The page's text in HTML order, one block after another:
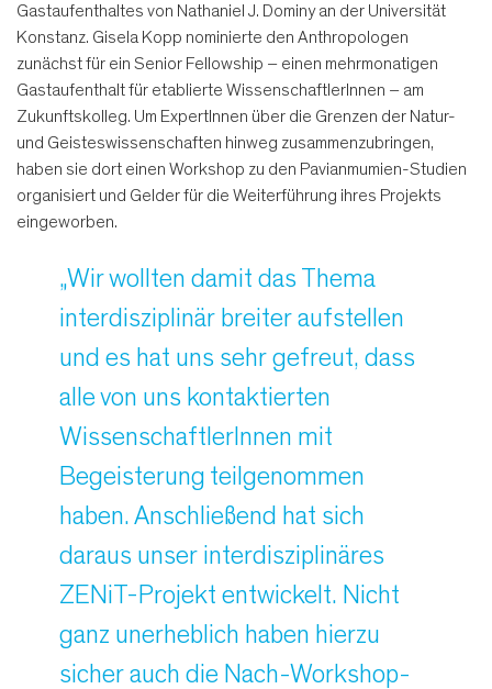
Gastaufenthaltes von Nathaniel J. Dominy an der Universität
Konstanz. Gisela Kopp nominierte den Anthropologen
zunächst für ein Senior Fellowship – einen mehrmonatigen
Gastaufenthalt für etablierte WissenschaftlerInnen – am
Zukunftskolleg. Um ExpertInnen über die Grenzen der Natur-
und Geisteswissenschaften hinweg zusammenzubringen,
haben sie dort einen Workshop zu den Pavianmumien-Studien
organisiert und Gelder für die Weiterführung ihres Projekts
eingeworben.
„Wir wollten damit das Thema
interdisziplinär breiter aufstellen
und es hat uns sehr gefreut, dass
alle von uns kontaktierten
WissenschaftlerInnen mit
Begeisterung teilgenommen
haben. Anschließend hat sich
daraus unser interdisziplinäres
ZENiT-Projekt entwickelt. Nicht
ganz unerheblich haben hierzu
sicher auch die Nach-Workshop-